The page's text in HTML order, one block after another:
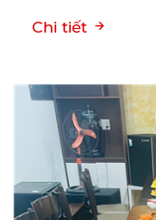
Chi tiết